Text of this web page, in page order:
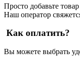
Просто добавьте
Наш оператор
Как оплатить?
Вы можете выбрать